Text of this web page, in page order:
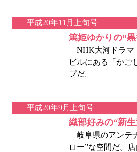
平成20年11月上旬号
篤姫ゆかりの“
NHK大河ドラマ
ビルにある「かご
プだ。
平成20年9月上旬号
織部好みの“新
岐阜県のアンテ
ロー”な空間だ。